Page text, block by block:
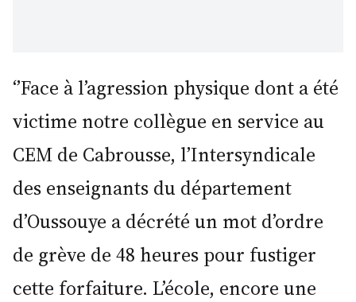
‘’Face à l’agression physique dont a été
victime notre collègue en service au
CEM de Cabrousse, l’Intersyndicale
des enseignants du département
d’Oussouye a décrété un mot d’ordre
de grève de 48 heures pour fustiger
cette forfaiture. L’école, encore une